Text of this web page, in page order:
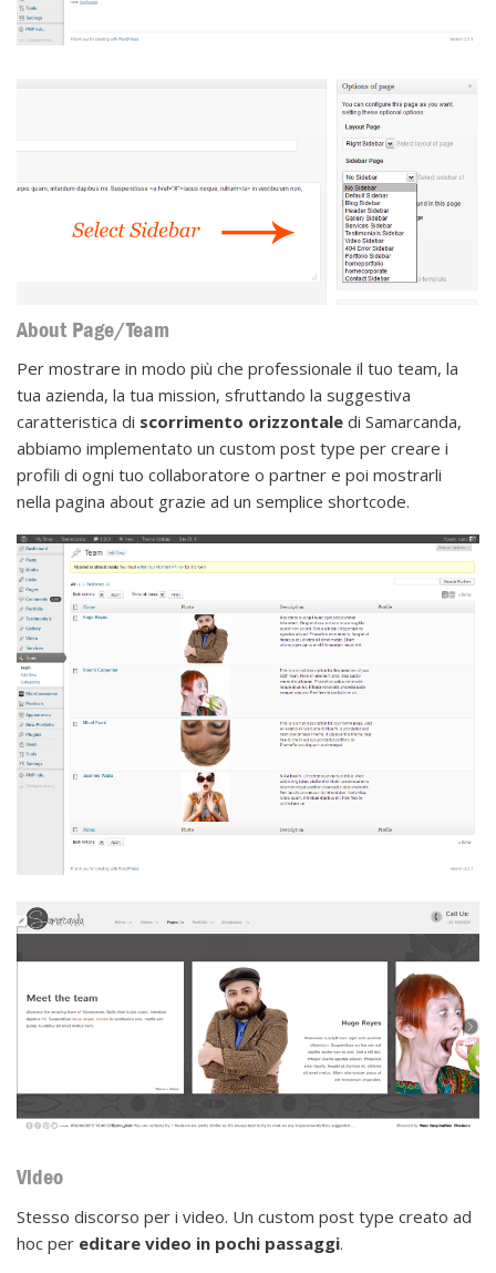
About Page/Team
Per mostrare in modo più che professionale il tuo team, la
tua azienda, la tua mission, sfruttando la suggestiva
caratteristica di scorrimento orizzontale di Samarcanda,
abbiamo implementato un custom post type per creare i
profili di ogni tuo collaboratore o partner e poi mostrarli
nella pagina about grazie ad un semplice shortcode.
Video
Stesso discorso per i video. Un custom post type creato ad
hoc per editare video in pochi passaggi.